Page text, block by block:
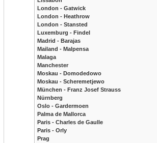
London - Gatwick
London - Heathrow
London - Stansted
Luxemburg - Findel
Madrid - Barajas
Mailand - Malpensa
Malaga
Manchester
Moskau - Domodedowo
Moskau - Scheremetjewo
München - Franz Josef Strauss
Nürnberg
Oslo - Gardermoen
Palma de Mallorca
Paris - Charles de Gaulle
Paris - Orly
Prag